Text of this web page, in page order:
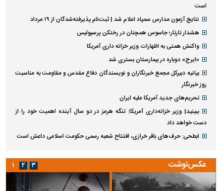
است
نتایج آزمون مدارس سمپاد اعلام شد | ثبت‌نام پذیرفته‌شدگان از ۱۹ مرداد
هشدار تارتار؛ جاسوس همچنان در رختکن پرسپولیس
واکنش همتی به اظهارات وزیر خزانه داری آمریکا
«ایرج» دوباره در بیمارستان بستری شد
بیانیه دبیرکل مجمع خبرنگاران و نویسندگان دفاع مقدس و مقاومت به مناسبت
روز خبرنگار
تحریم‌های جدید آمریکا علیه ایران
ببینید| وزیر خزانه‌داری آمریکا: تنگه هرمز در دو سال آینده اهمیت خود را از
دست خواهد داد
ابطحی: حرف‌های باقر خرازی، افتتاح شعبه رسمی حکومت اسلامی داعش است
عکس‌نوشت ۱ ۲ ۳